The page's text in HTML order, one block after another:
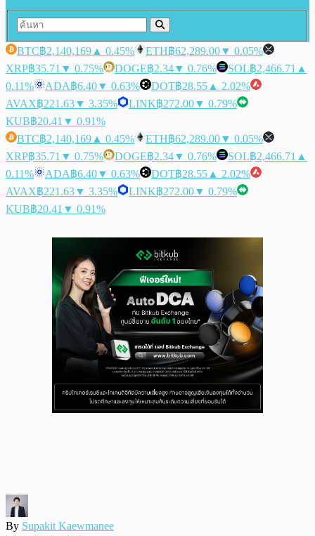
BTC฿2,140,169 ▲ 0.45% ETH฿62,289.00▼ 0.05%
XRP฿35.71 ▼ 0.75% DOGE฿2.34▼ 0.76% SOL฿2,466.71 ▲
0.11%
ADA฿6.40▼ 0.63% DOT฿28.55 ▲ 2.02%
AVAX฿221.63▼ 3.35% LINK฿272.00▼ 0.79%
KUB฿20.41 ▼ 0.91%
BTC฿2,140,169 ▲ 0.45% ETH฿62,289.00▼ 0.05%
XRP฿35.71 ▼ 0.75% DOGE฿2.34▼ 0.76% SOL฿2,466.71 ▲
0.11%
ADA฿6.40▼ 0.63% DOT฿28.55 ▲ 2.02%
AVAX฿221.63▼ 3.35% LINK฿272.00▼ 0.79%
KUB฿20.41 ▼ 0.91%
By Supakit Kaewmanee